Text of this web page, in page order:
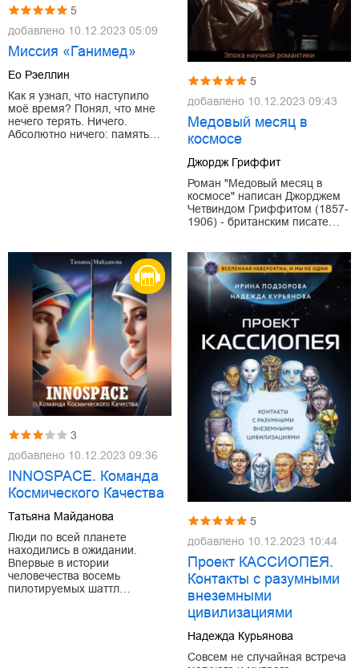
5
добавлено 10.12.2023 05:09
Миссия «Ганимед»
Ео Рэеллин
Как я узнал, что наступило
моё время? Понял, что мне
нечего терять. Ничего.
Абсолютно ничего: память…
5
добавлено 10.12.2023 09:43
Медовый месяц в
космосе
Джордж Гриффит
Роман "Медовый месяц в
космосе" написан Джорджем
Четвиндом Гриффитом (1857-
1906) - британским писате…
3
добавлено 10.12.2023 09:36
INNOSPACE. Команда
Космического Качества
Татьяна Майданова
Люди по всей планете
находились в ожидании.
Впервые в истории
человечества восемь
пилотируемых шаттл…
5
добавлено 10.12.2023 10:44
Проект КАССИОПЕЯ.
Контакты с разумными
внеземными
цивилизациями
Надежда Курьянова
Совсем не случайная встреча